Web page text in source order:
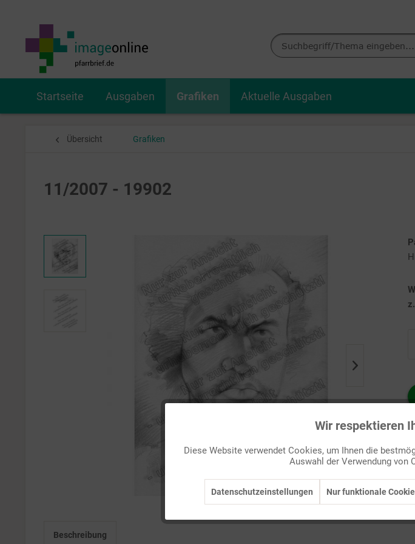
Startseite Ausgaben Grafiken Aktuelle Ausgaben
Übersicht Grafiken
11/2007 - 19902
Beschreibung
Wir respektieren
Diese Website verwendet Cookies, um Ihnen die
Auswahl der Verwendung von
Datenschutzeinstellungen Nur funktionale